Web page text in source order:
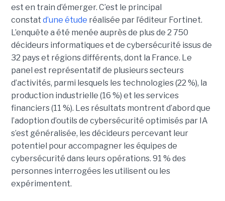
est en train d’émerger. C’est le principal
constat d’une étude réalisée par l’éditeur Fortinet.
L’enquête a été menée auprès de plus de 2 750
décideurs informatiques et de cybersécurité issus de
32 pays et régions différents, dont la France. Le
panel est représentatif de plusieurs secteurs
d’activités, parmi lesquels les technologies (22 %), la
production industrielle (16 %) et les services
financiers (11 %). Les résultats montrent d’abord que
l’adoption d’outils de cybersécurité optimisés par IA
s’est généralisée, les décideurs percevant leur
potentiel pour accompagner les équipes de
cybersécurité dans leurs opérations. 91 % des
personnes interrogées les utilisent ou les
expérimentent.